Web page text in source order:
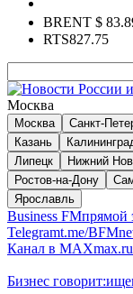
BRENT $
RTS827.75
Москва
Москва Санкт-
Казань
Липецк
Нижний
Ростов-на-Дону
Ярославль
Business FMпрямой
Telegramt.me/
Канал в MAX
Бизнес говорит: